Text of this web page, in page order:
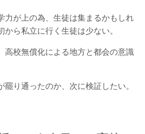
力が上の為、生徒は集まるかもしれ
から私立に行く生徒は少ない。
高校無償化による地方と都会の意識
罷り通ったのか、次に検証したい。